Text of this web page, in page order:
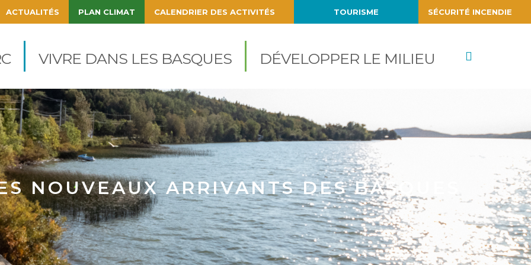
VIVRE DANS LES BASQUES DÉVELOPPER LE MILIEU
ACTUALITÉS PLAN CLIMAT CALENDRIER DES ACTIVITÉS TOURISME SÉCURITÉ INCENDIE
NOUVEAUX ARRIVANTS DES BASQUES